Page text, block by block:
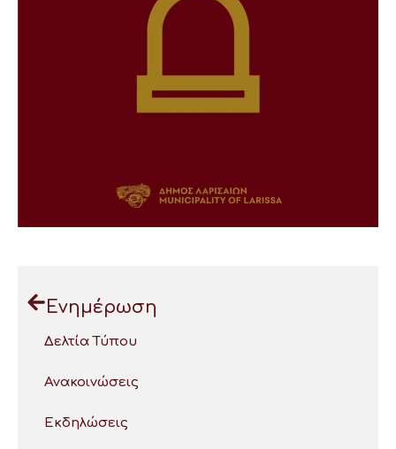
Ενημέρωση
Δελτία Τύπου
Ανακοινώσεις
Εκδηλώσεις